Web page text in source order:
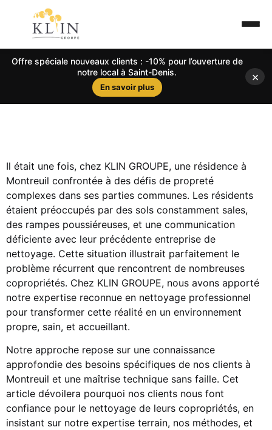
Offre spéciale nouveaux clients : -10% pour l’ouverture de
notre local à Saint-Denis.
En savoir plus
×
Il était une fois, chez KLIN GROUPE, une résidence à
Montreuil confrontée à des défis de propreté
complexes dans ses parties communes. Les résidents
étaient préoccupés par des sols constamment sales,
des rampes poussiéreuses, et une communication
déficiente avec leur précédente entreprise de
nettoyage. Cette situation illustrait parfaitement le
problème récurrent que rencontrent de nombreuses
copropriétés. Chez KLIN GROUPE, nous avons apporté
notre expertise reconnue en nettoyage professionnel
pour transformer cette réalité en un environnement
propre, sain, et accueillant.
Notre approche repose sur une connaissance
approfondie des besoins spécifiques de nos clients à
Montreuil et une maîtrise technique sans faille. Cet
article dévoilera pourquoi nos clients nous font
confiance pour le nettoyage de leurs copropriétés, en
insistant sur notre expertise terrain, nos méthodes, et